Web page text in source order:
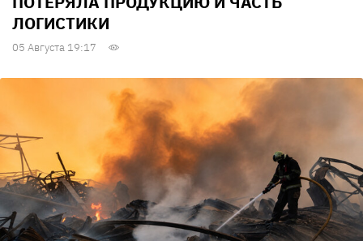
ЛОГИСТИКИ
05 Августа 19:17